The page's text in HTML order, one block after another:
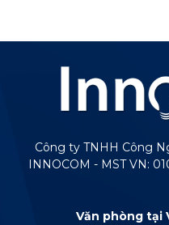
Công ty TNHH Công
INNOCOM - MST VN:
Văn phòng tại